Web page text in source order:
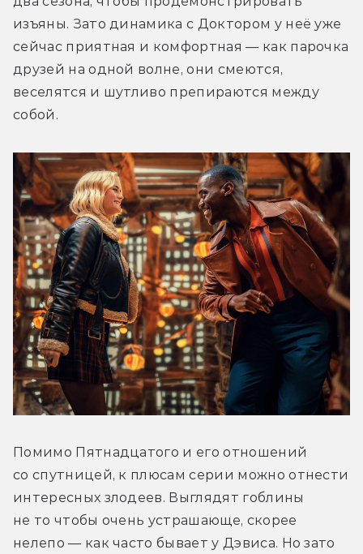
изъяны. Зато динамика с Доктором у неё уже
сейчас приятная и комфортная — как парочка
друзей на одной волне, они смеются,
веселятся и шутливо препираются между
собой.
Помимо Пятнадцатого и его отношений
со спутницей, к плюсам серии можно отнести
интересных злодеев. Выглядят гоблины
не то чтобы очень устрашающе, скорее
нелепо — как часто бывает у Дэвиса. Но зато